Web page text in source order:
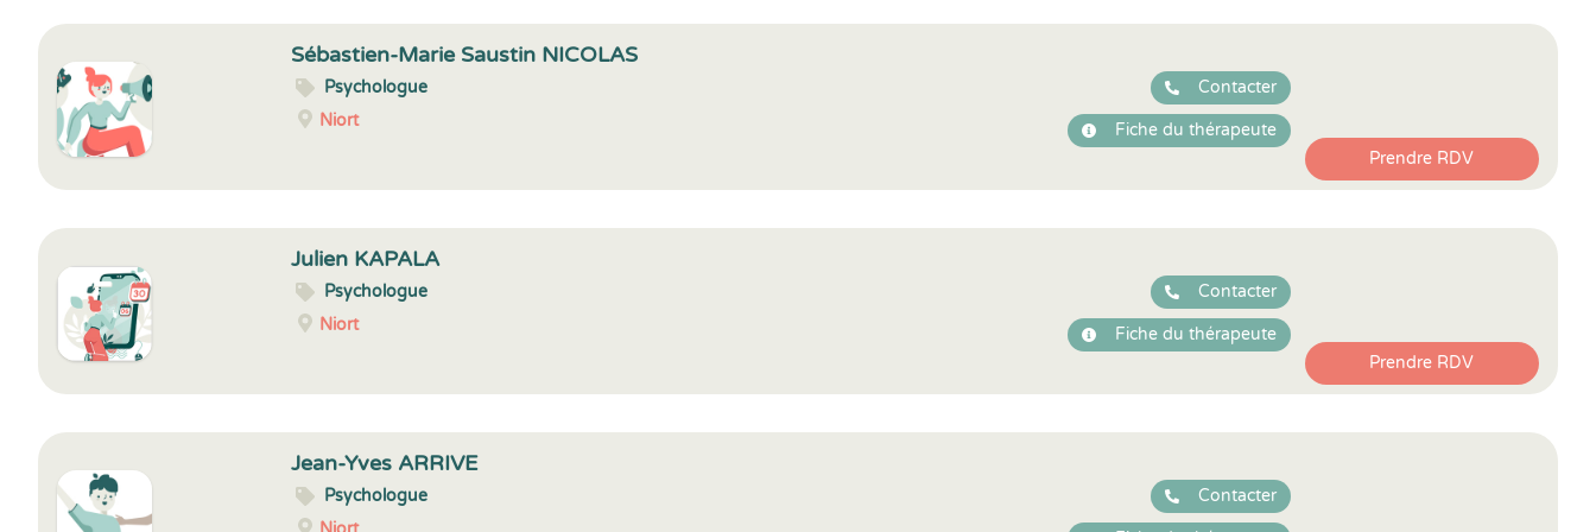
Sébastien-Marie Saustin NICOLAS
Psychologue
Niort
Contacter
Fiche du thérapeute
Prendre RDV
Julien KAPALA
Psychologue
Niort
Contacter
Fiche du thérapeute
Prendre RDV
Jean-Yves ARRIVE
Psychologue
Contacter